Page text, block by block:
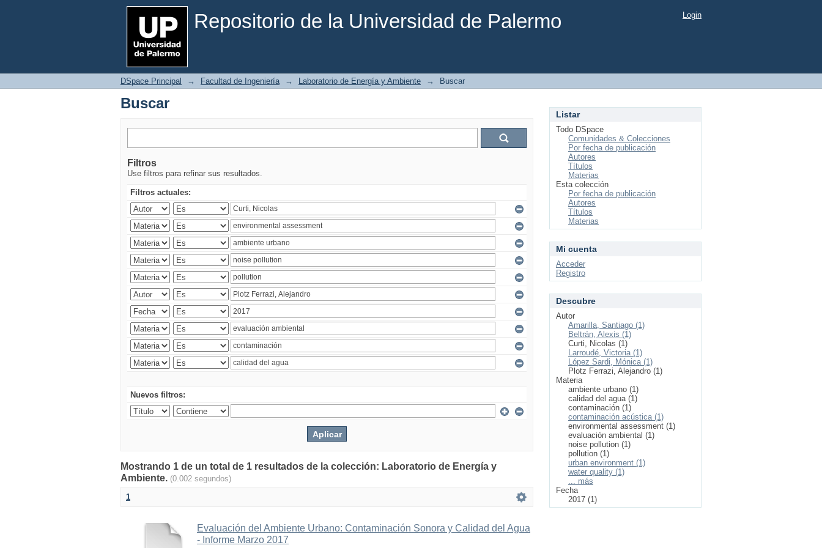
Repositorio de la Universidad de Palermo
Buscar Login
DSpace Principal → Facultad de Ingeniería → Laboratorio de Energía y Ambiente → Buscar
Buscar
Filtros
Use filtros para refinar sus resultados.
Filtros actuales:
Nuevos filtros:
Mostrando 1 de un total de 1 resultados de la colección: Laboratorio de Energía y
Ambiente. (0.002 segundos)
1
Evaluación del Ambiente Urbano: Contaminación Sonora y Calidad del Agua
- Informe Marzo 2017
Listar
Todo DSpace
Comunidades & Colecciones
Por fecha de publicación
Autores
Títulos
Materias
Esta colección
Por fecha de publicación
Autores
Títulos
Materias
Mi cuenta
Acceder
Registro
Descubre
Autor
Amarilla, Santiago (1)
Beltrán, Alexis (1)
Curti, Nicolas (1)
Larroudé, Victoria (1)
López Sardi, Mónica (1)
Plotz Ferrazi, Alejandro (1)
Materia
ambiente urbano (1)
calidad del agua (1)
contaminación (1)
contaminación acústica (1)
environmental assessment (1)
evaluación ambiental (1)
noise pollution (1)
pollution (1)
urban environment (1)
water quality (1)
... más
Fecha
2017 (1)